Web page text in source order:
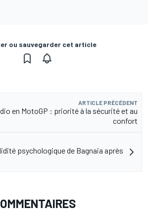
ou sauvegarder cet article
ARTICLE PRÉCÉDENT
en MotoGP : priorité à la sécurité et au
confort
psychologique de Bagnaia après